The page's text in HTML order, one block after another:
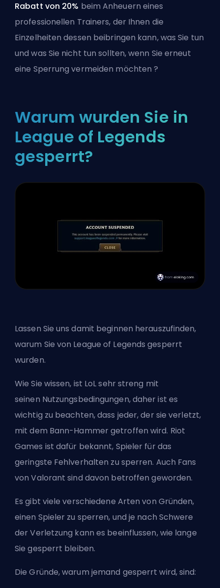
Rabatt von 20% beimAnheuern eines
professionellen Trainers, der Ihnen die
Einzelheiten dessen beibringen kann, was Sie tun
und was Sie nicht tun sollten, wenn Sie erneut
eine Sperrung vermeiden möchten ?
Warum wurden Sie in
League of Legends
gesperrt?
Lassen Sie uns damit beginnen herauszufinden,
warum Sie von League of Legends gesperrt
wurden.
Wie Sie wissen, ist LoL sehr streng mit
seinen Nutzungsbedingungen, daher ist es
wichtig zu beachten, dass jeder, der sie verletzt,
mit dem Bann-Hammer getroffen wird. Riot
Games ist dafür bekannt, Spieler für das
geringste Fehlverhalten zu sperren. Auch Fans
von Valorant sind davon betroffen geworden.
Es gibt viele verschiedene Arten von Gründen,
einen Spieler zu sperren, und je nach Schwere
der Verletzung kann es beeinflussen, wie lange
Sie gesperrt bleiben.
Die Gründe, warum jemand gesperrt wird, sind: